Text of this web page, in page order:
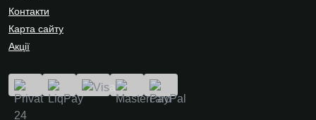
Контакти
Карта сайту
Акції